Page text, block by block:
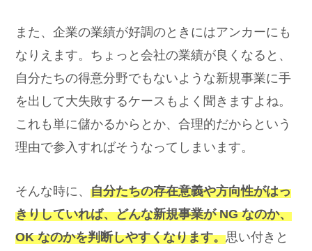
また、企業の業績が好調のときにはアンカーにも
なりえます。ちょっと会社の業績が良くなると、
自分たちの得意分野でもないような新規事業に手
を出して大失敗するケースもよく聞きますよね。
これも単に儲かるからとか、合理的だからという
理由で参入すればそうなってしまいます。
そんな時に、自分たちの存在意義や方向性がはっ
きりしていれば、どんな新規事業が NG なのか、
OK なのかを判断しやすくなります。思い付きと